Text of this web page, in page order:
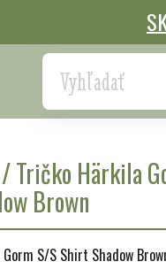
Search
/Tričko Härkila
Brown